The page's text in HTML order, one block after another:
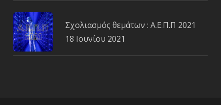
Σχολιασμός θεμάτων : Α.Ε.Π.Π 2021
18 Ιουνίου 2021